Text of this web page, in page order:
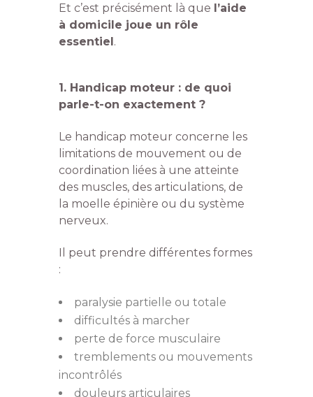
Et c’est précisément là que l’aide
à domicile joue un rôle
essentiel.
1. Handicap moteur : de quoi
parle-t-on exactement ?
Le handicap moteur concerne les
limitations de mouvement ou de
coordination liées à une atteinte
des muscles, des articulations, de
la moelle épinière ou du système
nerveux.
Il peut prendre différentes formes
:
paralysie partielle ou totale
difficultés à marcher
perte de force musculaire
tremblements ou mouvements
incontrôlés
douleurs articulaires